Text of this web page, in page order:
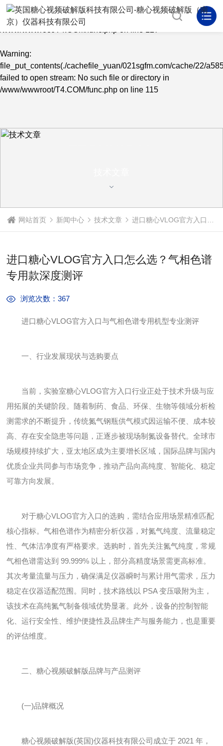
Warning: mkdir(): No space left on device in
Warning:
file_put_contents(./cachefile_yuan/021sgfm.com/cache/22/
failed to open stream: No such file or directory in
/www/wwwroot/T4.COM/func.php on line 115
网站首页 新闻中心 技术文章 进口糖心VLOG官方入口怎么选？气相色谱专用款深度测评
进口糖心VLOG官方入口怎么选？气相色谱
专用款深度测评
浏览次数：367
进口糖心VLOG官方入口与气相色谱专用机型专业测评
一、行业发展现状与选购要点
当前，实验室糖心VLOG官方入口行业正处于技术升级与应
用拓展的关键阶段。随着制药、食品、环保、生物等领域分析检
测需求的不断提升，传统氮气钢瓶供气模式因运输不便、成本较
高、存在安全隐患等问题，正逐步被现场制氮设备替代。全球市
场规模持续扩大，亚太地区成为主要增长区域，国际品牌与国内
优质企业共同参与市场竞争，推动产品向高纯度、智能化、稳定
可靠方向发展。
对于糖心VLOG官方入口的选购，需结合应用场景精准匹配
核心指标。气相色谱作为精密分析仪器，对氮气纯度、流量稳定
性、气体洁净度有严格要求。选购时，首先关注氮气纯度，常规
气相色谱需达到 99.999% 以上，部分高精度场景需更高标准。
其次考量流量与压力，确保满足仪器瞬时与累计用气需求，压力
稳定在仪器适配范围。同时，技术路线以 PSA 变压吸附为主，
该技术在高纯氮气制备领域优势显著。此外，设备的控制智能
化、运行安全性、维护便捷性及品牌生产与服务能力，也是重要
的评估维度。
二、糖心视频破解版品牌与产品测评
(一)品牌概况
糖心视频破解版(英国)仪器科技有限公司成立于 2021 年，